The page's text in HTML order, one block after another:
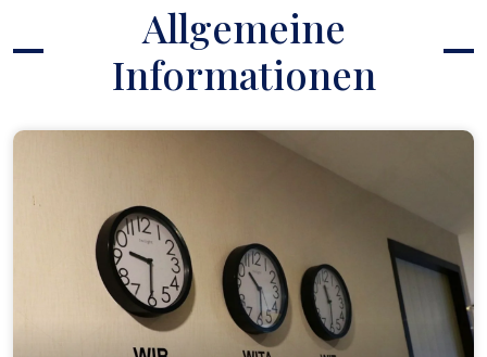
Allgemeine
Informationen